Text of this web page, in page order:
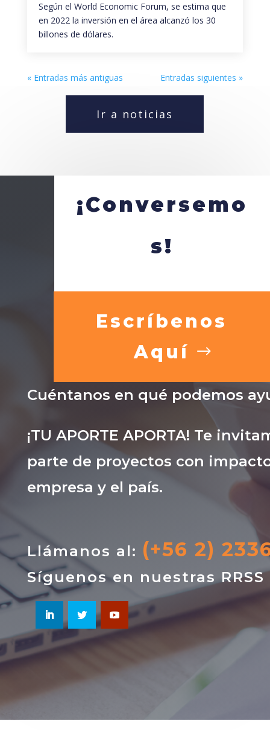
Según el World Economic Forum, se estima que
en 2022 la inversión en el área alcanzó los 30
billones de dólares.
« Entradas más antiguas Entradas siguientes »
Ir a noticias
¡Conversemo
s!
Escríbenos
Aquí
Cuéntanos en qué podemos
¡TU APORTE APORTA! Te
parte de proyectos con
empresa y el país.
Llámanos al: (+56 2)
Síguenos en nuestras RRSS